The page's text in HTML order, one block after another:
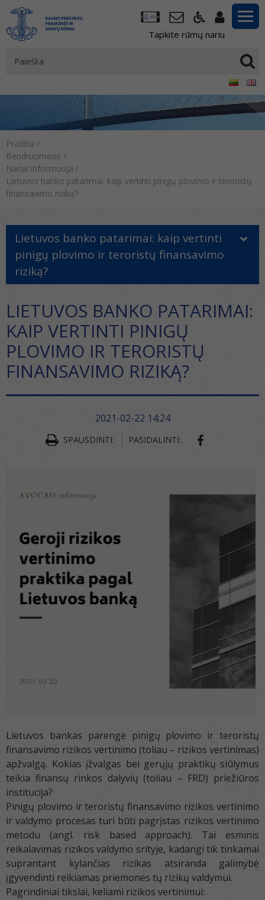
Tapkite rūmų nariu
Pradžia /
Bendruomenė /
Nariai informuoja /
Lietuvos banko patarimai: kaip vertinti pinigų plovimo ir teroristų
finansavimo riziką?
Lietuvos banko patarimai: kaip vertinti
pinigų plovimo ir teroristų finansavimo
riziką?
LIETUVOS BANKO PATARIMAI:
KAIP VERTINTI PINIGŲ
PLOVIMO IR TERORISTŲ
FINANSAVIMO RIZIKĄ?
2021-02-22 14:24
SPAUSDINTI: PASIDALINTI:
Lietuvos bankas parengė pinigų plovimo ir teroristų
finansavimo rizikos vertinimo (toliau – rizikos vertinimas)
apžvalgą. Kokias įžvalgas bei gerųjų praktikų siūlymus
teikia finansų rinkos dalyvių (toliau – FRD) priežiūros
institucija?
Pinigų plovimo ir teroristų finansavimo rizikos vertinimo
ir valdymo procesas turi būti pagrįstas rizikos vertinimo
metodu (angl. risk based approach). Tai esminis
reikalavimas rizikos valdymo srityje, kadangi tik tinkamai
suprantant kylančias rizikas atsiranda galimybė
įgyvendinti reikiamas priemones tų rizikų valdymui.
Pagrindiniai tikslai, keliami rizikos vertinimui: